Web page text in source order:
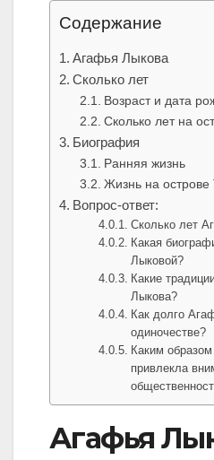
Содержание
Агафья Лыкова
Сколько лет
Возраст и дата
Сколько лет на
Биография
Ранняя жизнь
Жизнь на острове
Вопрос-ответ:
Сколько лет
Какая
Лыковой?
Какие
Лыкова?
Как долго
одиночестве?
Каким
привлекла
Агафья